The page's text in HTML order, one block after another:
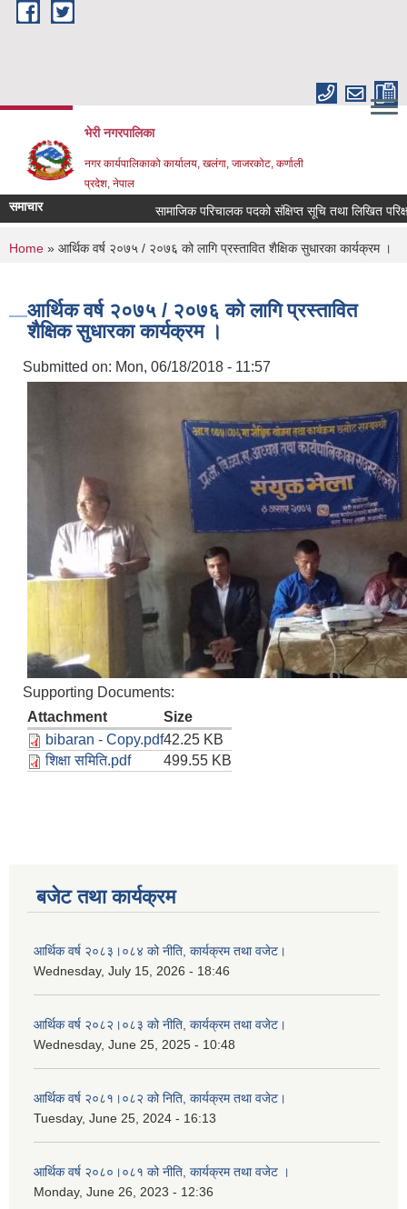
Skip to main content
भेरी नगरपालिका
नगर कार्यपालिकाको कार्यालय, खलंगा, जाजरकोट, कर्णाली
प्रदेश, नेपाल
समाचार सामाजिक परिचालक पदको संक्षिप्त सूचि तथा लिखित परिक्षा
You are here
Home » आर्थिक वर्ष २०७५ / २०७६ को लागि प्रस्तावित शैक्षिक सुधारका कार्यक्रम ।
आर्थिक वर्ष २०७५ / २०७६ को लागि प्रस्तावित
शैक्षिक सुधारका कार्यक्रम ।
Submitted on: Mon, 06/18/2018 - 11:57
Supporting Documents:
Attachment
Size
bibaran - Copy.pdf42.25 KB
शिक्षा समिति.pdf
499.55 KB
बजेट तथा कार्यक्रम
आर्थिक वर्ष २०८३।०८४ को नीति, कार्यक्रम तथा वजेट।
Wednesday, July 15, 2026 - 18:46
आर्थिक वर्ष २०८२।०८३ को नीति, कार्यक्रम तथा वजेट।
Wednesday, June 25, 2025 - 10:48
आर्थिक वर्ष २०८१।०८२ को निति, कार्यक्रम तथा वजेट।
Tuesday, June 25, 2024 - 16:13
आर्थिक वर्ष २०८०।०८१ को नीति, कार्यक्रम तथा वजेट ।
Monday, June 26, 2023 - 12:36